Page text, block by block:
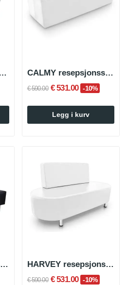
lenestol Linen Grey CALMY resepsjonssofa
€ 590.00 € 531.00 -10%
Legg i kurv
DUOMIO resepsjonssofa HARVEY resepsjonssofa
€ 590.00 € 531.00 -10%